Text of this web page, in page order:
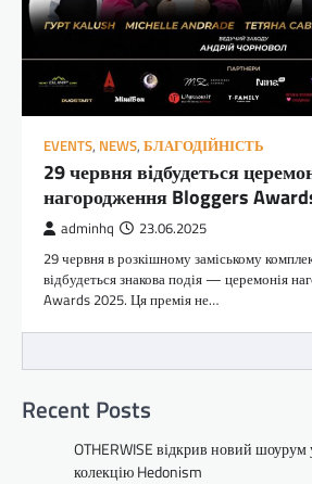
EVENTS, NEWS, БЛАГОДІЙНІСТЬ
29 червня відбудеться
нагородження Bloggers
adminhq 23.06.2025
29 червня в розкішному заміському
відбудеться знакова подія — церемонія
Awards 2025. Ця премія не…
Recent Posts
OTHERWISE відкрив новий шоурум
колекцію Hedonism